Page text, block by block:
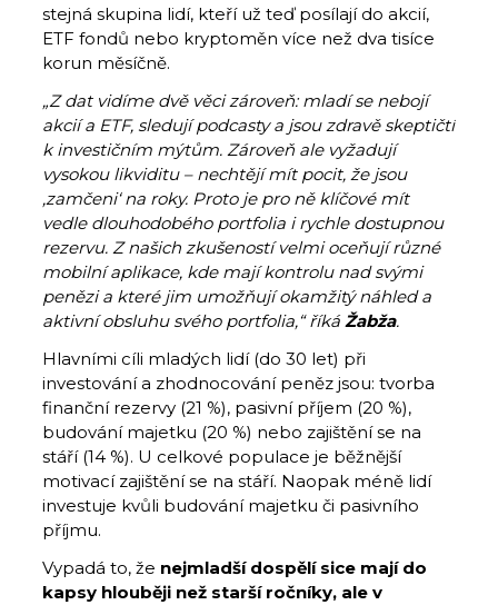
stejná skupina lidí, kteří už teď posílají do akcií,
ETF fondů nebo kryptoměn více než dva tisíce
korun měsíčně.
„Z dat vidíme dvě věci zároveň: mladí se nebojí
akcií a ETF, sledují podcasty a jsou zdravě skeptičtí
k investičním mýtům. Zároveň ale vyžadují
vysokou likviditu – nechtějí mít pocit, že jsou
‚zamčeni‘ na roky. Proto je pro ně klíčové mít
vedle dlouhodobého portfolia i rychle dostupnou
rezervu. Z našich zkušeností velmi oceňují různé
mobilní aplikace, kde mají kontrolu nad svými
penězi a které jim umožňují okamžitý náhled a
aktivní obsluhu svého portfolia,“ říká Žabža.
Hlavními cíli mladých lidí (do 30 let) při
investování a zhodnocování peněz jsou: tvorba
finanční rezervy (21 %), pasivní příjem (20 %),
budování majetku (20 %) nebo zajištění se na
stáří (14 %). U celkové populace je běžnější
motivací zajištění se na stáří. Naopak méně lidí
investuje kvůli budování majetku či pasivního
příjmu.
Vypadá to, že nejmladší dospělí sice mají do
kapsy hlouběji než starší ročníky, ale v